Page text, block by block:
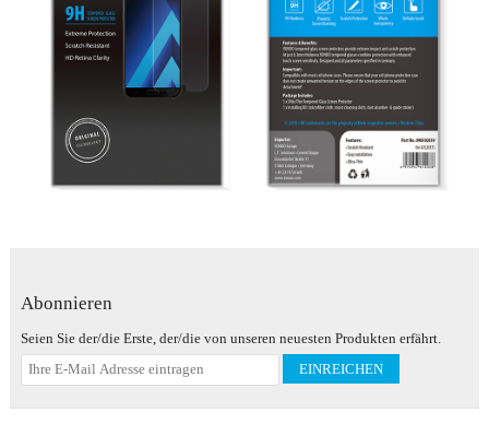
Abonnieren
Seien Sie der/die Erste, der/die von unseren neuesten Produkten erfährt.
EINREICHEN